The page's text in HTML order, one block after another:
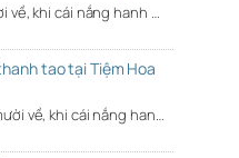
về, khi cái nắng hanh …
tao tại Tiệm Hoa
về, khi cái nắng han…